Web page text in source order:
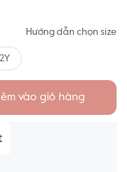
Hướng dẫn chọn size
2Y
vào giỏ hàng